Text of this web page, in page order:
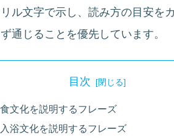
ル文字で示し、読み方の目安を
通じることを優先しています。
目次
文化を説明するフレーズ
浴文化を説明するフレーズ